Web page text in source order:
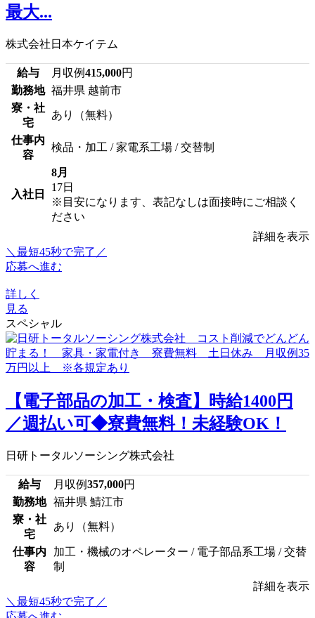
最大...
株式会社日本ケイテム
給与 月収例415,000円
勤務地 福井県 越前市
寮・社
宅
あり（無料）
仕事内
容
検品・加工 / 家電系工場 / 交替制
入社日
8月
17日
※目安になります、表記なしは面接時にご相談く
ださい
詳細を表示
＼最短45秒で完了／
応募へ進む
詳しく
見る
スペシャル
【電子部品の加工・検査】時給1400円
／週払い可◆寮費無料！未経験OK！
日研トータルソーシング株式会社
給与 月収例357,000円
勤務地
福井県 鯖江市
寮・社
宅
あり（無料）
仕事内
容
加工・機械のオペレーター / 電子部品系工場 / 交替
制
詳細を表示
＼最短45秒で完了／